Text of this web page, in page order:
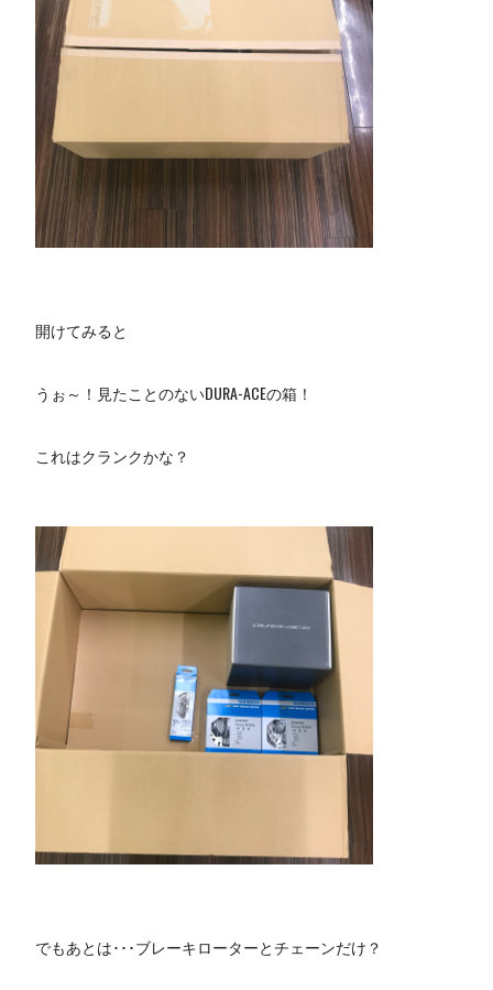
開けてみると
うぉ～！見たことのないDURA-ACEの箱！
これはクランクかな？
でもあとは･･･ブレーキローターとチェーンだけ？